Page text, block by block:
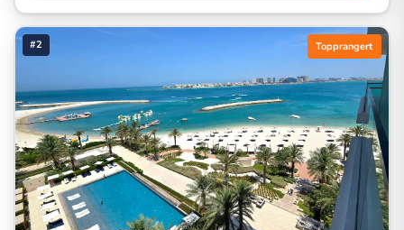
#2 Topprangert